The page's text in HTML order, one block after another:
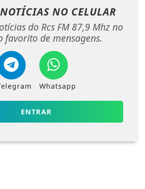
NO CELULAR
do Rcs FM 87,9 Mhz no
favorito de mensagens.
Whatsapp
ENTRAR